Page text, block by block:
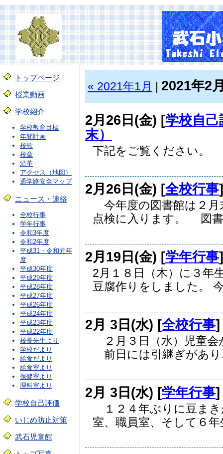
トップページ
授業動画
学校紹介
学校教育目標
年間計画
校歌
校章
沿革
アクセス（地図）
通学路安全マップ
ニュース・連絡
全校行事
学年行事
令和3年度
令和2年度
平成31・令和元年
度
平成30年度
平成29年度
平成28年度
平成27年度
平成26年度
平成24年度
平成23年度
平成22年度
校長先生より
学校だより
給食だより
給食室より
保健室より
理科室より
学校自己評価
いじめ防止対策
武石児童館
« 2021年1月 2021年2
2月26日(金) [学校自己
末）
下記をご覧ください。
2月26日(金) [全校行事
今年度の図書館は２月
点検に入ります。 図
2月19日(金) [学年行事
2月１８日（木）に３年
豆腐作りをしました。
2月 3日(水) [全校行事
２月３日（水）児童会
前日には引継ぎがあり
2月 3日(水) [学年行事
１２４年ぶりに豆まき
室、職員室、そして６年